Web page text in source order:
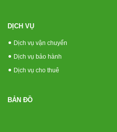
DỊCH VỤ
Dịch vụ vận chuyển
Dịch vụ bảo hành
Dịch vụ cho thuê
BẢN ĐỒ